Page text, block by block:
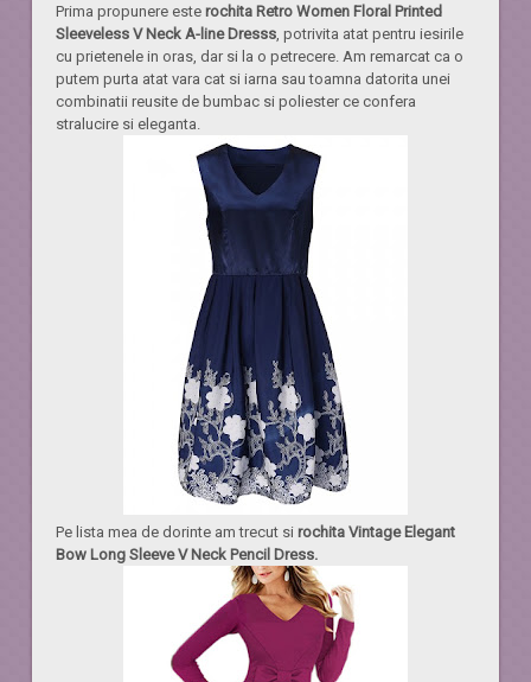
Prima propunere esterochita Retro Women Floral Printed
Sleeveless V Neck A-line Dresss, potrivita atat pentru iesirile
cu prietenele in oras, dar si la o petrecere. Am remarcat ca o
putem purta atat vara cat si iarna sau toamna datorita unei
combinatii reusite de bumbac si poliester ce confera
stralucire si eleganta.
Pe lista mea de dorinte am trecut si rochita Vintage Elegant
Bow Long Sleeve V Neck Pencil Dress.